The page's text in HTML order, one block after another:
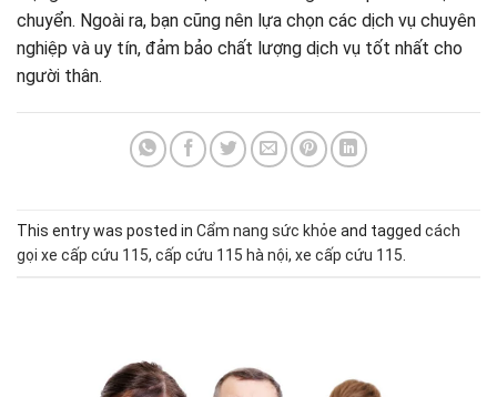
chuyển. Ngoài ra, bạn cũng nên lựa chọn các dịch vụ chuyên
nghiệp và uy tín, đảm bảo chất lượng dịch vụ tốt nhất cho
người thân.
This entry was posted in Cẩm nang sức khỏe and tagged cách
gọi xe cấp cứu 115, cấp cứu 115 hà nội, xe cấp cứu 115